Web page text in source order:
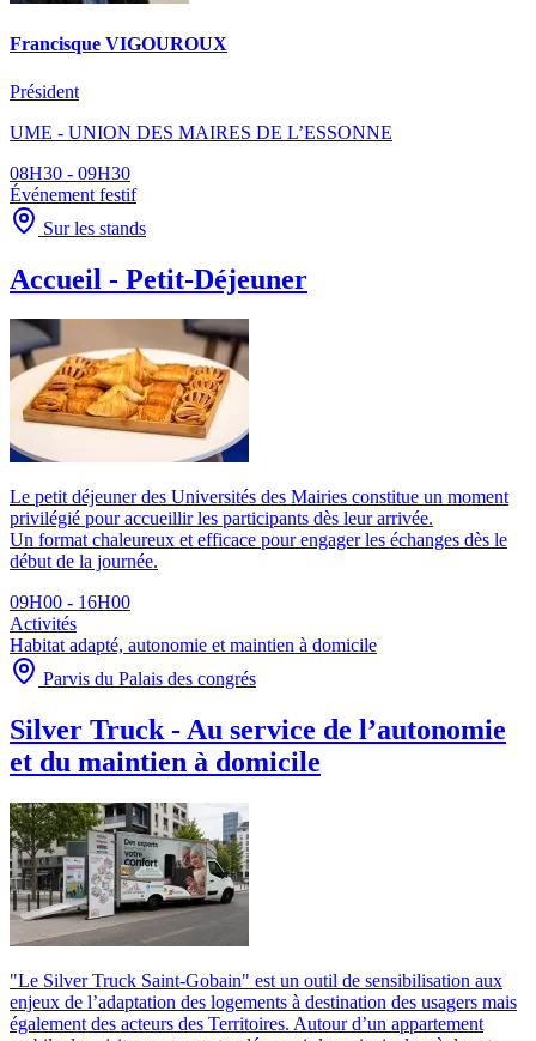
Francisque VIGOUROUX
Président
UME - UNION DES MAIRES DE L’ESSONNE
08H30 - 09H30
Événement festif
Sur les stands
Accueil - Petit-Déjeuner
Le petit déjeuner des Universités des Mairies constitue un moment
privilégié pour accueillir les participants dès leur arrivée.
Un format chaleureux et efficace pour engager les échanges dès le
début de la journée.
09H00 - 16H00
Activités
Habitat adapté, autonomie et maintien à domicile
Parvis du Palais des congrés
Silver Truck - Au service de l’autonomie
et du maintien à domicile
"Le Silver Truck Saint-Gobain" est un outil de sensibilisation aux
enjeux de l’adaptation des logements à destination des usagers mais
également des acteurs des Territoires. Autour d’un appartement